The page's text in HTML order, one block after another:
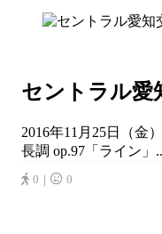
セントラル愛
2016年11月25日（金
長調 op.97「ライン」
0｜ 0